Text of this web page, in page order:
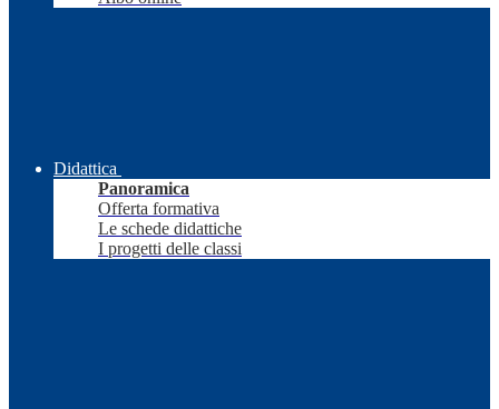
Didattica
Panoramica
Offerta formativa
Le schede didattiche
I progetti delle classi